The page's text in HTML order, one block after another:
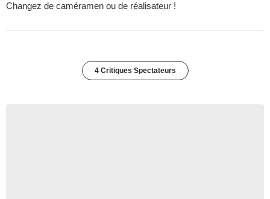
Changez de caméramen ou de réalisateur !
4 Critiques Spectateurs